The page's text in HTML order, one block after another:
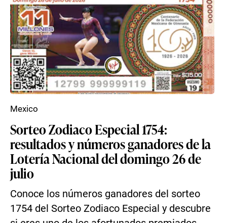
Sorteo Zodiaco Especial 1754:
resultados y números ganadores de la
Lotería Nacional del domingo 26 de
julio
Conoce los números ganadores del sorteo
1754 del Sorteo Zodiaco Especial y descubre
Mexico